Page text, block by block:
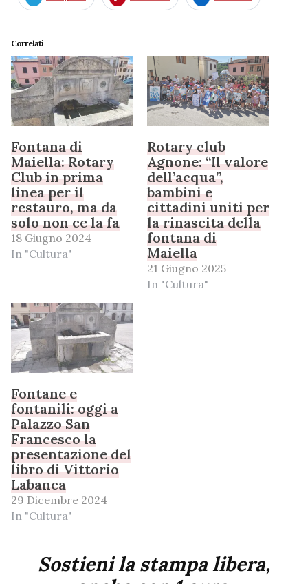
Correlati
Fontana di
Maiella: Rotary
Club in prima
linea per il
restauro, ma da
solo non ce la fa
18 Giugno 2024
In "Cultura"
Rotary club
Agnone: “Il valore
dell’acqua”,
bambini e
cittadini uniti per
la rinascita della
fontana di
Maiella
21 Giugno 2025
In "Cultura"
Fontane e
fontanili: oggi a
Palazzo San
Francesco la
presentazione del
libro di Vittorio
Labanca
29 Dicembre 2024
In "Cultura"
Sostieni la stampa libera,